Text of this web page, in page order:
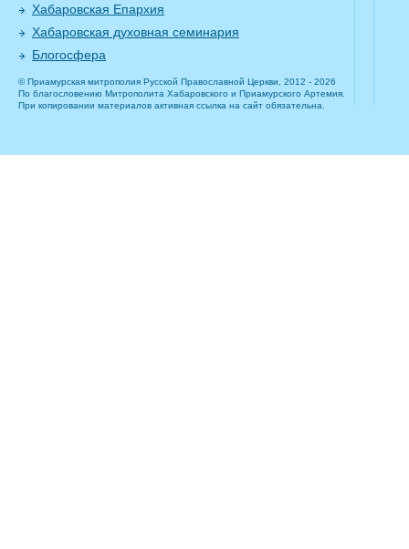
Хабаровская Епархия
Хабаровская духовная семинария
Блогосфера
© Приамурская митрополия Русской Православной Церкви, 2012 - 2026
По благословению Митрополита Хабаровского и Приамурского Артемия.
При копировании материалов активная ссылка на сайт обязательна.